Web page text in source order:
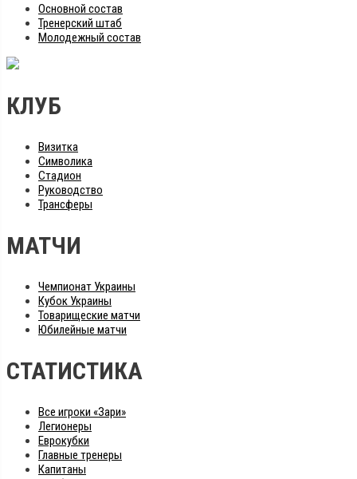
Основной состав
Тренерский штаб
Молодежный состав
КЛУБ
Визитка
Символика
Стадион
Руководство
Трансферы
МАТЧИ
Чемпионат Украины
Кубок Украины
Товарищеские матчи
Юбилейные матчи
СТАТИСТИКА
Все игроки «Зари»
Легионеры
Еврокубки
Главные тренеры
Капитаны